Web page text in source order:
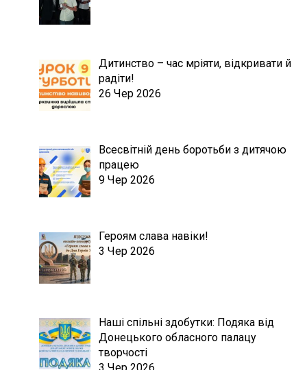
Дитинство – час мріяти, відкривати й
радіти!
26 Чер 2026
Всесвітній день боротьби з дитячою
працею
9 Чер 2026
Героям слава навіки!
3 Чер 2026
Наші спільні здобутки: Подяка від
Донецького обласного палацу
творчості
3 Чер 2026